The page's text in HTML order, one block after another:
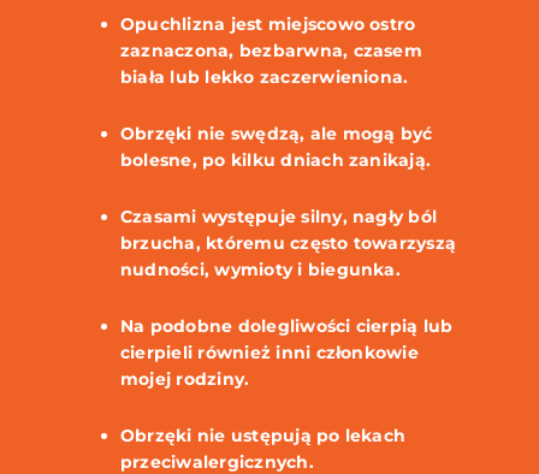
Opuchlizna jest miejscowo ostro
zaznaczona, bezbarwna, czasem
biała lub lekko zaczerwieniona.
Obrzęki nie swędzą, ale mogą być
bolesne, po kilku dniach zanikają.
Czasami występuje silny, nagły ból
brzucha, któremu często towarzyszą
nudności, wymioty i biegunka.
Na podobne dolegliwości cierpią lub
cierpieli również inni członkowie
mojej rodziny.
Obrzęki nie ustępują po lekach
przeciwalergicznych.